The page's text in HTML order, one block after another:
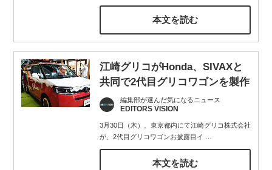
本文を読む
江崎グリコがHonda、SIVAXと
共同で2代目グリコワゴンを製作
編集部が選んだ気になるニュース
EDITORS VISION
3月30日（木）、東京都内にて江崎グリコ株式会社
が、2代目グリコワゴンお披露目イ
本文を読む